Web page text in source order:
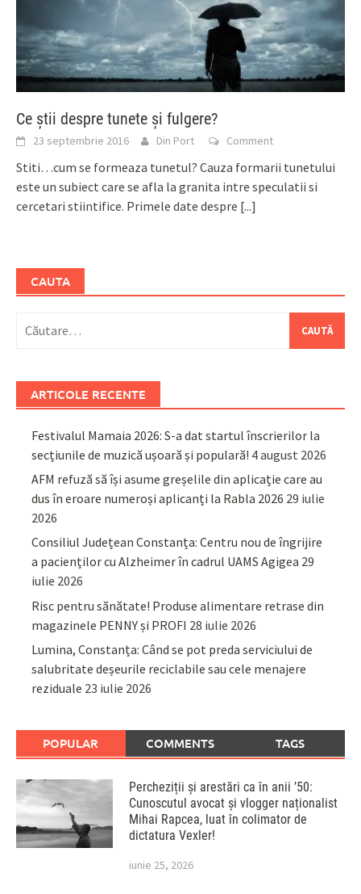
Ce știi despre tunete și fulgere?
23 septembrie 2016 Din Port Comment
Stiti…cum se formeaza tunetul? Cauza formarii tunetului
este un subiect care se afla la granita intre speculatii si
cercetari stiintifice. Primele date despre [...]
CAUTA
după:
ARTICOLE RECENTE
Festivalul Mamaia 2026: S-a dat startul înscrierilor la
secțiunile de muzică ușoară și populară! 4 august 2026
AFM refuză să își asume greșelile din aplicație care au
dus în eroare numeroși aplicanți la Rabla 2026 29 iulie
2026
Consiliul Județean Constanța: Centru nou de îngrijire
a pacienților cu Alzheimer în cadrul UAMS Agigea 29
iulie 2026
Risc pentru sănătate! Produse alimentare retrase din
magazinele PENNY și PROFI 28 iulie 2026
Lumina, Constanța: Când se pot preda serviciului de
salubritate deșeurile reciclabile sau cele menajere
reziduale 23 iulie 2026
POPULAR COMMENTS TAGS
Percheziții și arestări ca în anii ’50:
Cunoscutul avocat și vlogger naționalist
Mihai Rapcea, luat în colimator de
dictatura Vexler!
iunie 25, 2026